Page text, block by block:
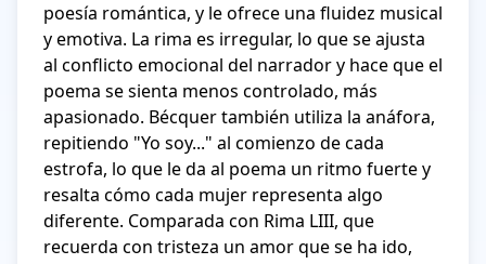
poesía romántica, y le ofrece una fluidez musical
y emotiva. La rima es irregular, lo que se ajusta
al conflicto emocional del narrador y hace que el
poema se sienta menos controlado, más
apasionado. Bécquer también utiliza la anáfora,
repitiendo "Yo soy..." al comienzo de cada
estrofa, lo que le da al poema un ritmo fuerte y
resalta cómo cada mujer representa algo
diferente. Comparada con Rima LIII, que
recuerda con tristeza un amor que se ha ido,